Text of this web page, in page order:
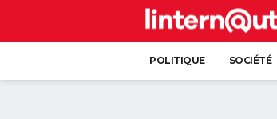
POLITIQUE SOCIÉTÉ